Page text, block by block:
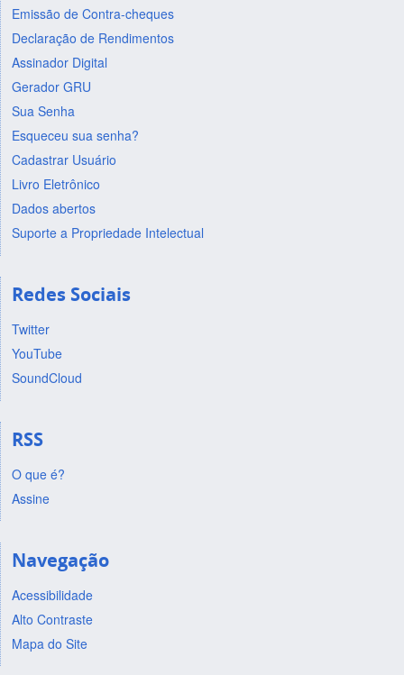
Emissão de Contra-cheques
Declaração de Rendimentos
Assinador Digital
Gerador GRU
Sua Senha
Esqueceu sua senha?
Cadastrar Usuário
Livro Eletrônico
Dados abertos
Suporte a Propriedade Intelectual
Redes Sociais
Twitter
YouTube
SoundCloud
RSS
O que é?
Assine
Navegação
Acessibilidade
Alto Contraste
Mapa do Site